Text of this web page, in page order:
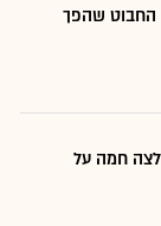
החבוט שהפך
חמה על